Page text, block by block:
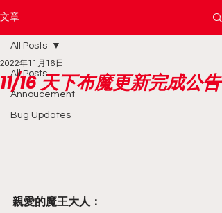
文章
All Posts
Annoucement
Bug Updates
All Posts
11/16 天下布魔更新完成公告
2022年11月16日
親愛的魔王大人：